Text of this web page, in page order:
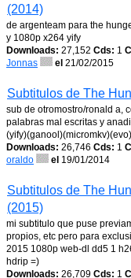
(2014)
de argenteam para the
y 1080p x264 yify
Downloads: 27,152 Cds: 1
Jonnas
el 21/02/2015
Subtitulos de The
sub de otromostro/ronald a,
palabras mal escritas y
Downloads: 26,746 Cds: 1
oraldo
el 19/01/2014
Subtitulos de The
(2015)
mi subtitulo que puse
propios, etc pero para
2015 1080p web-dl dd5 1
hdrip =)
Downloads: 26,709 Cds: 1